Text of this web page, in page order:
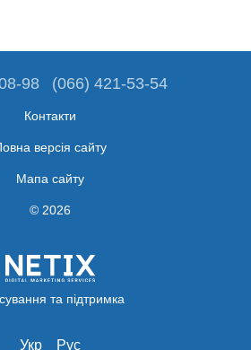
98 (066) 421-53-54
Контакти
версія сайту
Мапа сайту
© 2026
та підтримка
Укр Рус